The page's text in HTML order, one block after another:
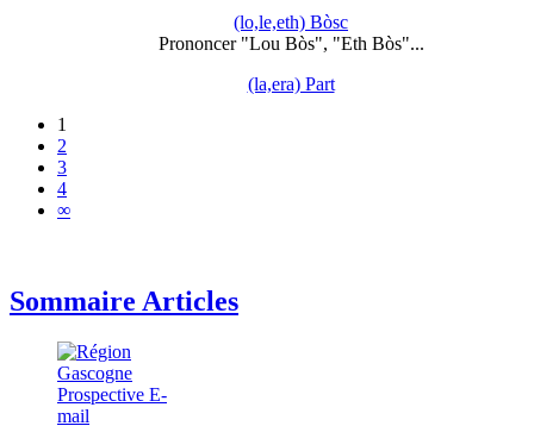
(lo,le,eth) Bòsc
Prononcer "Lou Bòs", "Eth Bòs"...
(la,era) Part
1
2
3
4
∞
Sommaire Articles